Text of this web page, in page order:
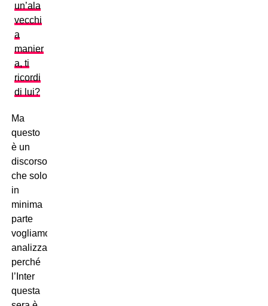
un’ala
vecchi
a
manier
a, ti
ricordi
di lui?
Ma
questo
è un
discorso
che solo
in
minima
parte
vogliamo
analizzare,
perché
l’Inter
questa